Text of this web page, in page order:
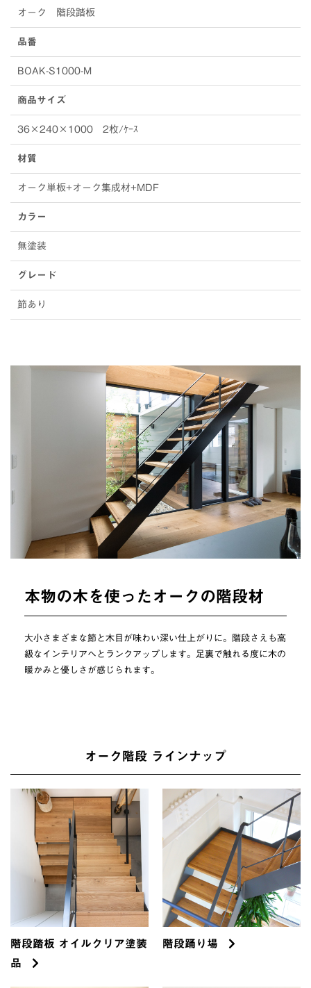
オーク 階段踏板
品番
BOAK-S1000-M
商品サイズ
36×240×1000 2枚/ｹｰｽ
材質
オーク単板+オーク集成材+MDF
カラー
無塗装
グレード
節あり
本物の木を使ったオークの階段材
大小さまざまな節と木目が味わい深い仕上がりに。階段さえも高
級なインテリアへとランクアップします。足裏で触れる度に木の
暖かみと優しさが感じられます。
オーク階段 ラインナップ
階段踏板 オイルクリア塗装
品
階段踊り場